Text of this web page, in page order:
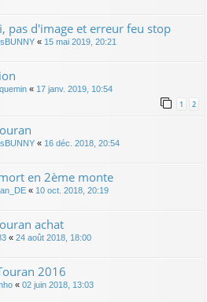
pas d'image et erreur feu stop
« 15 mai 2019, 20:21
« 17 janv. 2019, 10:54
1 2
« 16 déc. 2018, 20:54
en 2ème monte
« 10 oct. 2018, 20:19
achat
« 24 août 2018, 18:00
2016
« 02 juin 2018, 13:03